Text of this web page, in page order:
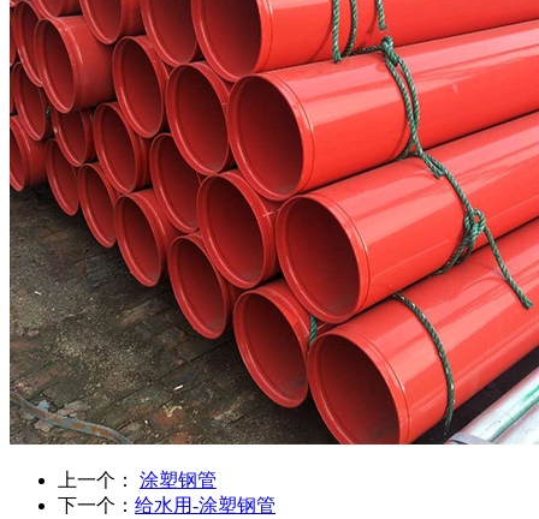
上一个： 涂塑钢管
下一个： 给水用-涂塑钢管